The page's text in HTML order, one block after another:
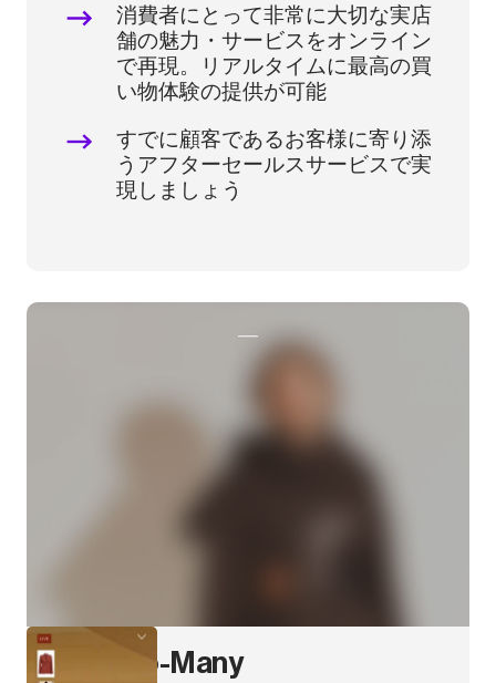
消費者にとって非常に大切な実店
舗の魅力・サービスをオンライン
で再現。リアルタイムに最高の買
い物体験の提供が可能
すでに顧客であるお客様に寄り添
うアフターセールスサービスで実
現しましょう
One-to-Many